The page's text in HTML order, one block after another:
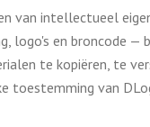
van intellectueel
logo's en broncode
te kopiëren, te
toestemming van